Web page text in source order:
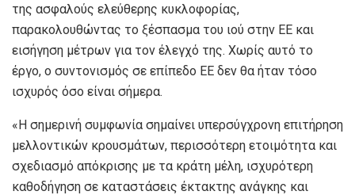
της ασφαλούς ελεύθερης κυκλοφορίας,
παρακολουθώντας τo ξέσπασμα του ιού στην ΕΕ και
εισήγηση μέτρων για τον έλεγχό της. Χωρίς αυτό το
έργο, ο συντονισμός σε επίπεδο ΕΕ δεν θα ήταν τόσο
ισχυρός όσο είναι σήμερα.
«Η σημερινή συμφωνία σημαίνει υπερσύγχρονη επιτήρηση
μελλοντικών κρουσμάτων, περισσότερη ετοιμότητα και
σχεδιασμό απόκρισης με τα κράτη μέλη, ισχυρότερη
καθοδήγηση σε καταστάσεις έκτακτης ανάγκης και